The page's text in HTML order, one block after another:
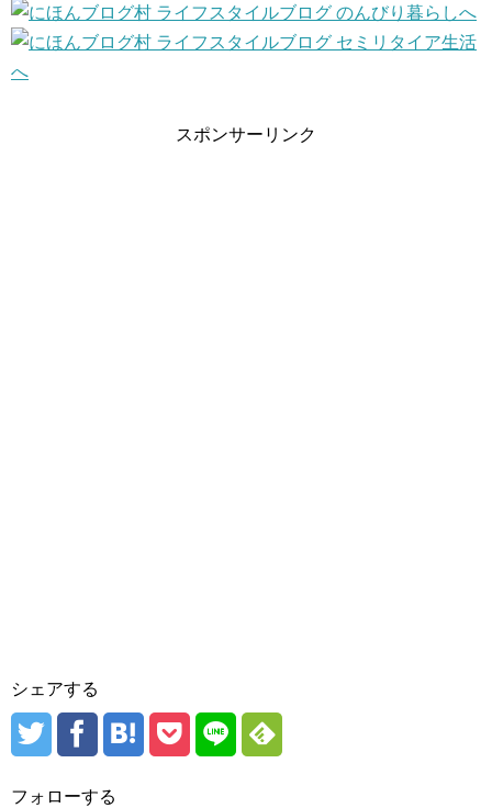
スポンサーリンク
シェアする
フォローする